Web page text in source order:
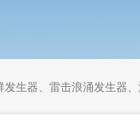
浪涌发生器、汽车干扰模拟器、组